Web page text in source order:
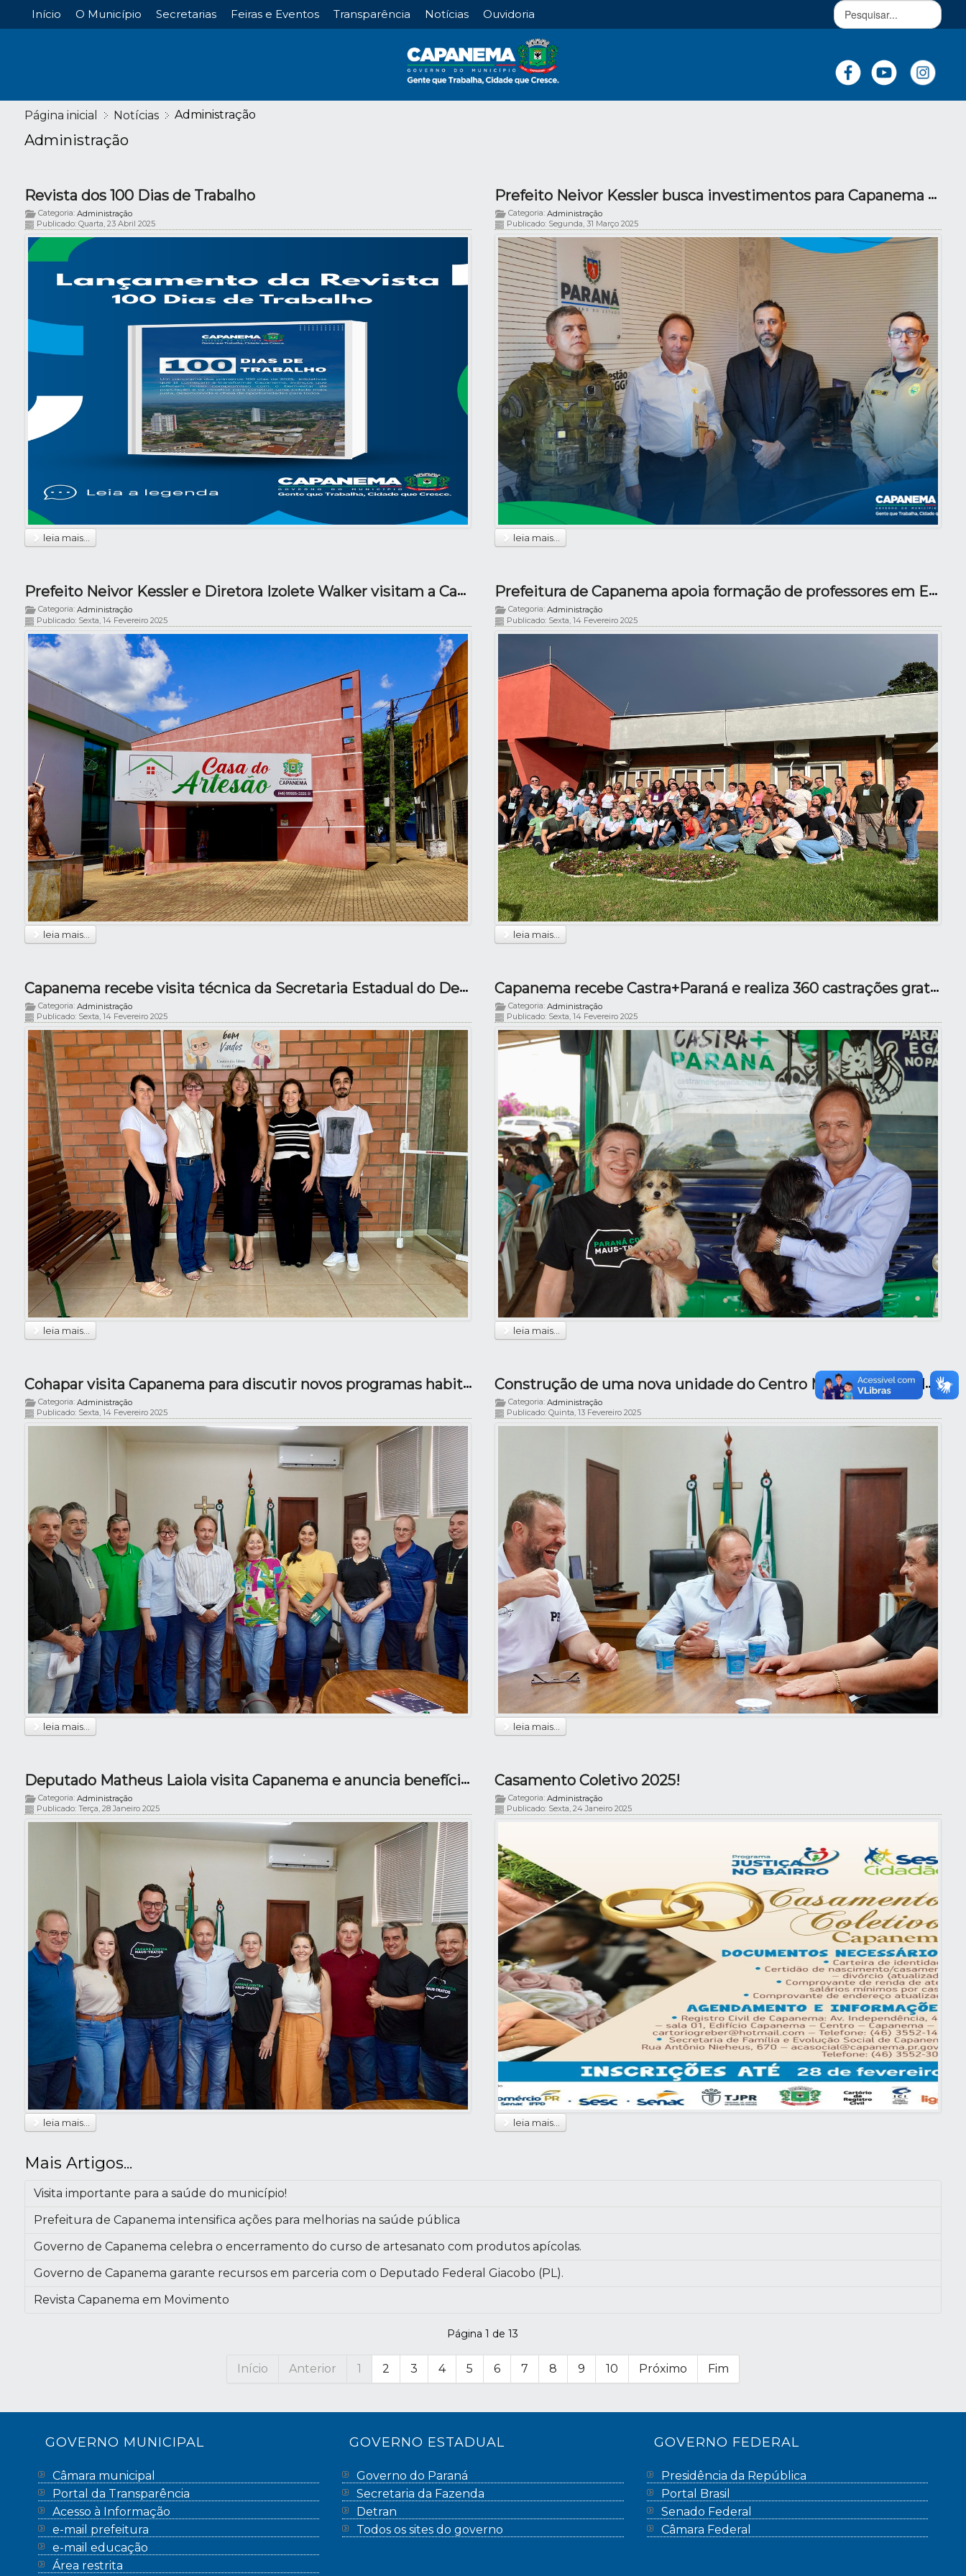
Início O Município Secretarias Feiras e Eventos Transparência Notícias Ouvidoria
Página inicial Notícias Administração
Administração
Revista dos 100 Dias de Trabalho
Categoria: Administração
Publicado: Quarta, 23 Abril 2025
leia mais...
Prefeito Neivor Kessler busca investimentos para Capanema em Curitiba
Categoria:Administração
Publicado: Segunda, 31 Março 2025
leia mais...
Prefeito Neivor Kessler e Diretora Izolete Walker visitam a Casa do Artesão
Categoria: Administração
Publicado: Sexta, 14 Fevereiro 2025
leia mais...
Prefeitura de Capanema apoia formação de professores em Educação Ambiental
Categoria:Administração
Publicado: Sexta, 14 Fevereiro 2025
leia mais...
Capanema recebe visita técnica da Secretaria Estadual do Desenvolvimento Social
Categoria: Administração
Publicado: Sexta, 14 Fevereiro 2025
leia mais...
Capanema recebe Castra+Paraná e realiza 360 castrações gratuitas
Categoria: Administração
Publicado: Sexta, 14 Fevereiro 2025
leia mais...
Cohapar visita Capanema para discutir novos programas habitacionais!
Categoria: Administração
Publicado: Sexta, 14 Fevereiro 2025
leia mais...
Construção de uma nova unidade do Centro Municipal de Educação Infantil (CMEI)
Categoria: Administração
Publicado: Quinta, 13 Fevereiro 2025
leia mais...
Deputado Matheus Laiola visita Capanema e anuncia benefícios!
Categoria: Administração
Publicado: Terça, 28 Janeiro 2025
leia mais...
Casamento Coletivo 2025!
Categoria: Administração
Publicado: Sexta, 24 Janeiro 2025
leia mais...
Mais Artigos...
Visita importante para a saúde do município!
Prefeitura de Capanema intensifica ações para melhorias na saúde pública
Governo de Capanema celebra o encerramento do curso de artesanato com produtos apícolas.
Governo de Capanema garante recursos em parceria com o Deputado Federal Giacobo (PL).
Revista Capanema em Movimento
Página 1 de 13
Início Anterior 1 2 3 4 5 6 7 8 9 10 Próximo Fim
GOVERNO MUNICIPAL
Câmara municipal
Portal da Transparência
Acesso à Informação
e-mail prefeitura
e-mail educação
Área restrita
GOVERNO ESTADUAL
Governo do Paraná
Secretaria da Fazenda
Detran
Todos os sites do governo
GOVERNO FEDERAL
Presidência da República
Portal Brasil
Senado Federal
Câmara Federal